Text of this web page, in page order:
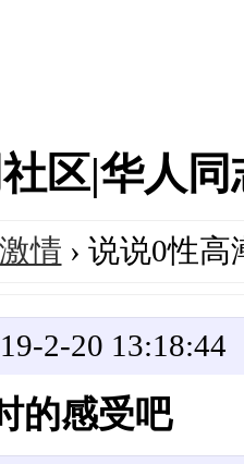
区|华人
情 › 说说0性
2-20 13:18:44
的感受吧